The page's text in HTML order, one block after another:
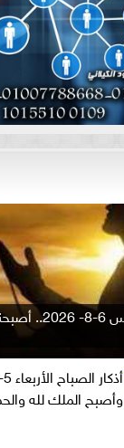
أذكار الصباح
وأصبح الملك لله